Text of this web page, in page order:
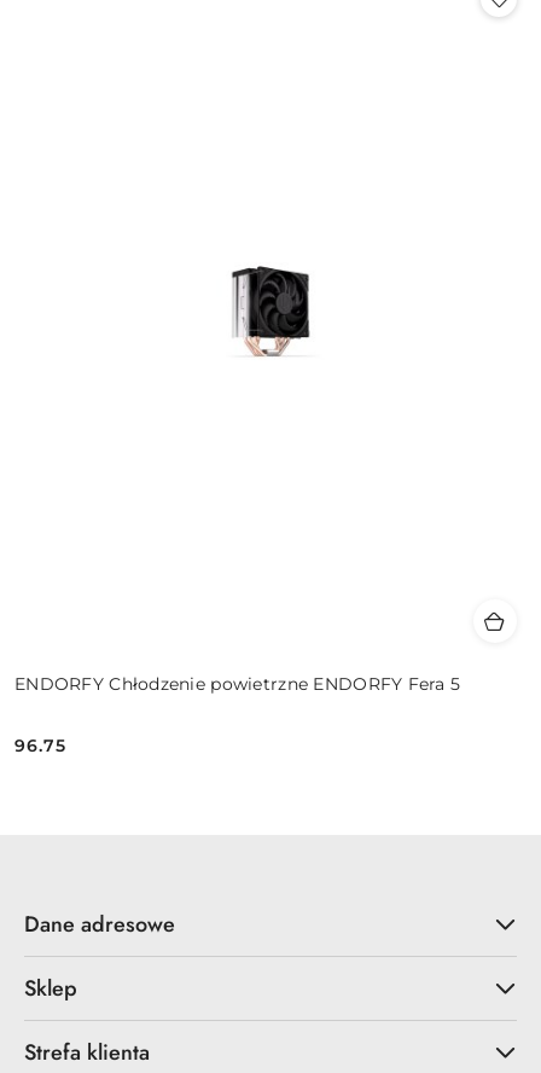
ENDORFY Chłodzenie powietrzne ENDORFY Fera 5
Cena:
96.75
Dane adresowe
Sklep
Strefa klienta